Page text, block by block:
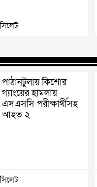
সিলেট
পাঠানটুলায় কিশোর
গ্যাংয়ের হামলায়
এসএসসি পরীক্ষার্থীসহ
আহত ২
সিলেট